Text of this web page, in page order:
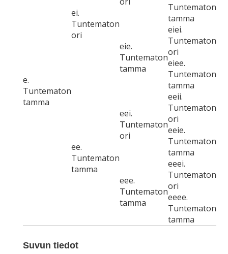
e.
Tuntematon
tamma
ei.
Tuntematon
ori
Tuntematon
tamma
eie.
Tuntematon
tamma
eiei.
Tuntematon
ori
eiee.
Tuntematon
tamma
ee.
Tuntematon
tamma
eei.
Tuntematon
ori
eeii.
Tuntematon
ori
eeie.
Tuntematon
tamma
eee.
Tuntematon
tamma
eeei.
Tuntematon
ori
eeee.
Tuntematon
tamma
Suvun tiedot